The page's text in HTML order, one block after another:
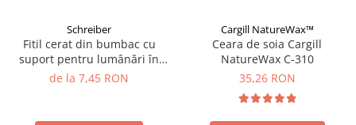
Schreiber
Fitil cerat din bumbac cu
suport pentru lumânări în
recipient
de la 7,45 RON
Cargill NatureWax™
Ceara de soia Cargill
NatureWax C-310
35,26 RON